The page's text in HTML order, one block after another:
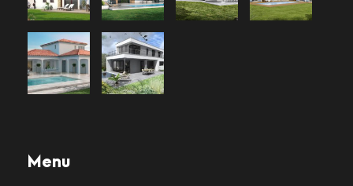
Menu